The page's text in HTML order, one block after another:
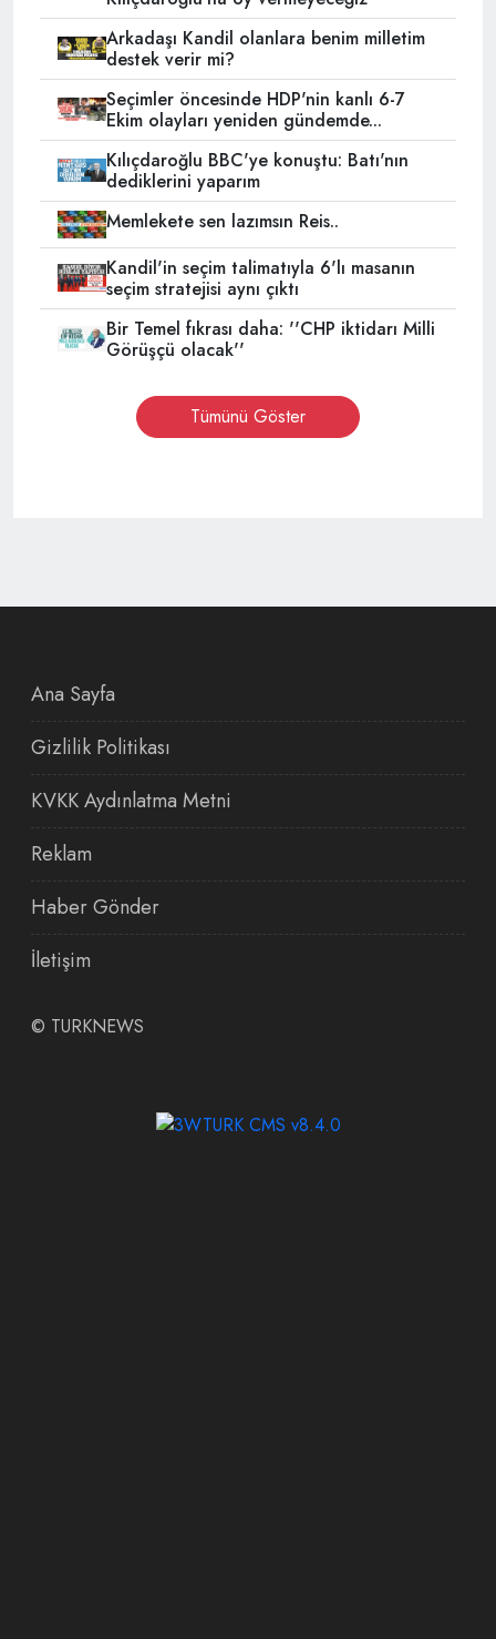
Arkadaşı Kandil olanlara benim milletim
destek verir mi?
Seçimler öncesinde HDP'nin kanlı 6-7
Ekim olayları yeniden gündemde...
Kılıçdaroğlu BBC'ye konuştu: Batı'nın
dediklerini yaparım
Memlekete sen lazımsın Reis..
Kandil'in seçim talimatıyla 6'lı masanın
seçim stratejisi aynı çıktı
Bir Temel fıkrası daha: ''CHP iktidarı Milli
Görüşçü olacak''
Tümünü Göster
Ana Sayfa
Gizlilik Politikası
KVKK Aydınlatma Metni
Reklam
Haber Gönder
İletişim
© TURKNEWS